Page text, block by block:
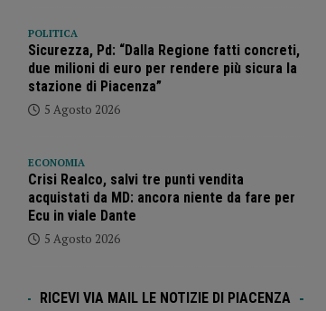
POLITICA
Sicurezza, Pd: “Dalla Regione fatti concreti,
due milioni di euro per rendere più sicura la
stazione di Piacenza”
5 Agosto 2026
ECONOMIA
Crisi Realco, salvi tre punti vendita
acquistati da MD: ancora niente da fare per
Ecu in viale Dante
5 Agosto 2026
RICEVI VIA MAIL LE NOTIZIE DI PIACENZA